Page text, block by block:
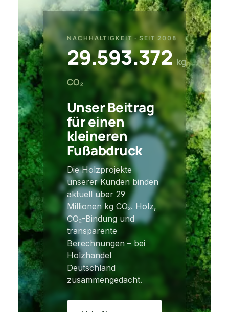
NACHHALTIGKEIT · SEIT 2008
29.593.372 kg
CO₂
Unser Beitrag
für einen
kleineren
Fußabdruck
Die Holzprojekte
unserer Kunden binden
aktuell über 29
Millionen kg CO₂. Holz,
CO₂-Bindung und
transparente
Berechnungen – bei
Holzhandel
Deutschland
zusammengedacht.